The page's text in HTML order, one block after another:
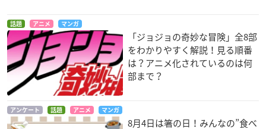
話題 アニメ マンガ
「ジョジョの奇妙な冒険」全8部
をわかりやすく解説！見る順番
は？アニメ化されているのは何
部まで？
アンケート 話題 アニメ マンガ
8月4日は箸の日！みんなの”食べ